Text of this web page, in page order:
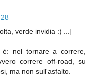
verde invidia :) ...]
nel tornare a correre,
correre off-road, su
ma non sull'asfalto.